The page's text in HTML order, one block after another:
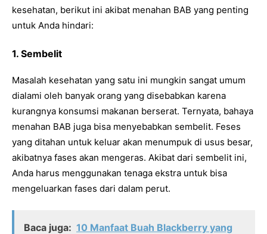
kesehatan, berikut ini akibat menahan BAB yang penting
untuk Anda hindari:
1. Sembelit
Masalah kesehatan yang satu ini mungkin sangat umum
dialami oleh banyak orang yang disebabkan karena
kurangnya konsumsi makanan berserat. Ternyata, bahaya
menahan BAB juga bisa menyebabkan sembelit. Feses
yang ditahan untuk keluar akan menumpuk di usus besar,
akibatnya fases akan mengeras. Akibat dari sembelit ini,
Anda harus menggunakan tenaga ekstra untuk bisa
mengeluarkan fases dari dalam perut.
Baca juga: 10 Manfaat Buah Blackberry yang